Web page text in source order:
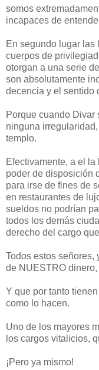
somos
incapaces de
En segundo lugar las
cuerpos de
otorgan a una serie
son absolutamente
decencia y el sentido
Porque cuando Divar
ninguna
templo.
Efectivamente, a el
poder de disposición
para irse de fines de
en restaurantes de
sueldos no podrían
todos los demás
derecho del cargo
Todos estos señores,
de NUESTRO
Y que por tanto
como lo hacen.
Uno de los mayores
los cargos vitalicios,
¡Pero ya mismo!